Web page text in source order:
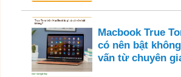
Macbook True
có nên bật
vấn từ chuyên